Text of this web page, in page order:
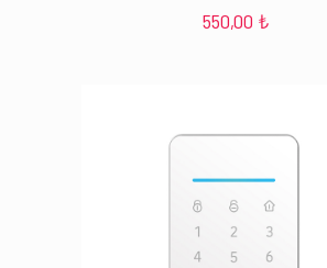
550,00 ₺